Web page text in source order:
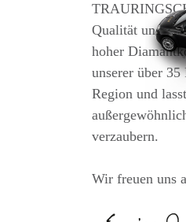
Qualität und
hoher
unserer über
Region und
verzaubern.
Wir freuen uns